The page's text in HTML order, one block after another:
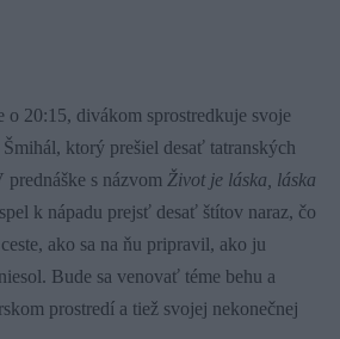
o 20:15, divákom sprostredkuje svoje
ktorý prešiel desať tatranských
s názvom Život je láska, láska
k nápadu prejsť desať štítov naraz, čo
ako sa na ňu pripravil, ako ju
Bude sa venovať téme behu a
prostredí a tiež svojej nekonečnej